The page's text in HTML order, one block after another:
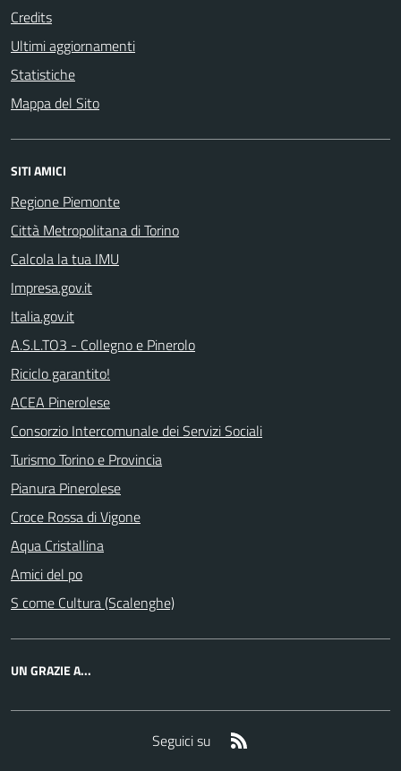
Credits
Ultimi aggiornamenti
Statistiche
Mappa del Sito
SITI AMICI
Regione Piemonte
Città Metropolitana di Torino
Calcola la tua IMU
Impresa.gov.it
Italia.gov.it
A.S.L.TO3 - Collegno e Pinerolo
Riciclo garantito!
ACEA Pinerolese
Consorzio Intercomunale dei Servizi Sociali
Turismo Torino e Provincia
Pianura Pinerolese
Croce Rossa di Vigone
Aqua Cristallina
Amici del po
S come Cultura (Scalenghe)
UN GRAZIE A...
Seguici su